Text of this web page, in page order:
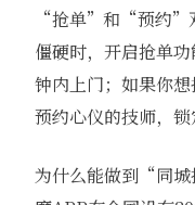
“抢单”和“预约”
僵硬时，开启抢单
钟内上门；如果你
预约心仪的技师，锁
为什么能做到“同